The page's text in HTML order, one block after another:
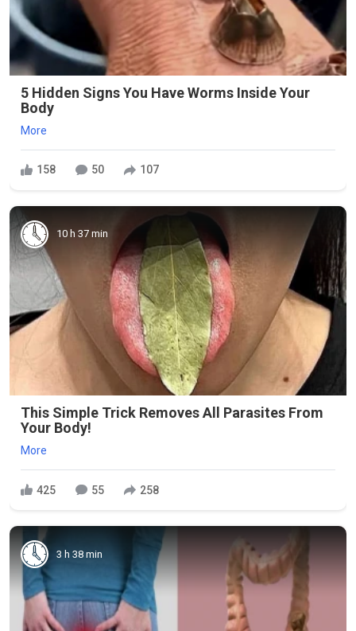
5 Hidden Signs You Have Worms Inside Your
Body
More
158 50 107
10 h 37 min
This Simple Trick Removes All Parasites From
Your Body!
More
425 55 258
3 h 38 min